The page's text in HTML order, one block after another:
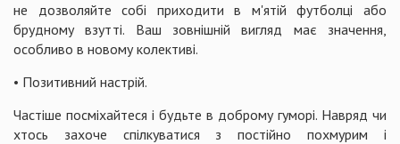
не дозволяйте собі приходити в м'ятій футболці або
брудному взутті. Ваш зовнішній вигляд має значення,
особливо в новому колективі.
• Позитивний настрій.
Частіше посміхайтеся і будьте в доброму гуморі. Навряд чи
хтось захоче спілкуватися з постійно похмурим і